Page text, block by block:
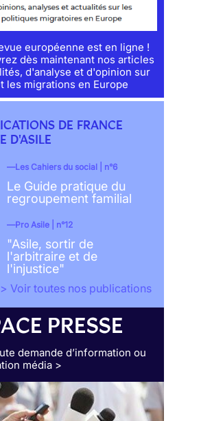
européenne est en ligne !
dès maintenant nos articles
d'analyse et d'opinion sur
les migrations en Europe
DE FRANCE
D'ASILE
Les Cahiers du social | n°6
Le Guide pratique du
regroupement familial
Pro Asile | n°12
"Asile, sortir de
l'arbitraire et de
l'injustice"
> Voir toutes nos publications
PRESSE
demande d’information ou
média >